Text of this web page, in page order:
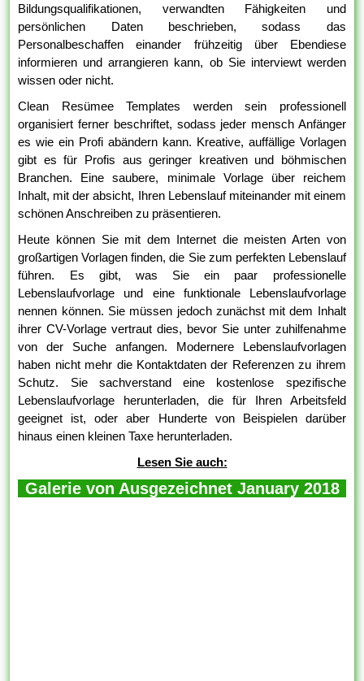
Bildungsqualifikationen, verwandten Fähigkeiten und
persönlichen Daten beschrieben, sodass das
Personalbeschaffen einander frühzeitig über Ebendiese
informieren und arrangieren kann, ob Sie interviewt werden
wissen oder nicht.
Clean Resümee Templates werden sein professionell
organisiert ferner beschriftet, sodass jeder mensch Anfänger
es wie ein Profi abändern kann. Kreative, auffällige Vorlagen
gibt es für Profis aus geringer kreativen und böhmischen
Branchen. Eine saubere, minimale Vorlage über reichem
Inhalt, mit der absicht, Ihren Lebenslauf miteinander mit einem
schönen Anschreiben zu präsentieren.
Heute können Sie mit dem Internet die meisten Arten von
großartigen Vorlagen finden, die Sie zum perfekten Lebenslauf
führen. Es gibt, was Sie ein paar professionelle
Lebenslaufvorlage und eine funktionale Lebenslaufvorlage
nennen können. Sie müssen jedoch zunächst mit dem Inhalt
ihrer CV-Vorlage vertraut dies, bevor Sie unter zuhilfenahme
von der Suche anfangen. Modernere Lebenslaufvorlagen
haben nicht mehr die Kontaktdaten der Referenzen zu ihrem
Schutz. Sie sachverstand eine kostenlose spezifische
Lebenslaufvorlage herunterladen, die für Ihren Arbeitsfeld
geeignet ist, oder aber Hunderte von Beispielen darüber
hinaus einen kleinen Taxe herunterladen.
Lesen Sie auch:
Galerie von Ausgezeichnet January 2018